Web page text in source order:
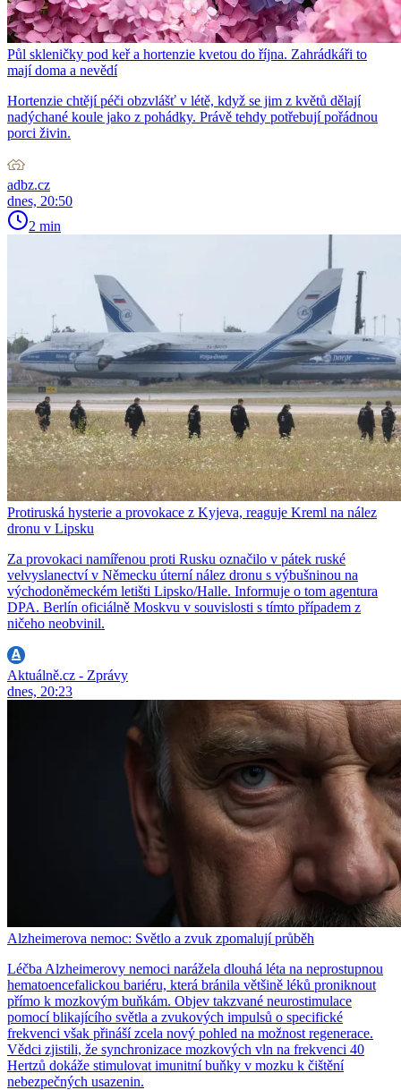
Půl skleničky pod keř a hortenzie kvetou do října. Zahrádkáři to
mají doma a nevědí
Hortenzie chtějí péči obzvlášť v létě, když se jim z květů dělají
nadýchané koule jako z pohádky. Právě tehdy potřebují pořádnou
porci živin.
adbz.cz
dnes, 20:50
2 min
Protiruská hysterie a provokace z Kyjeva, reaguje Kreml na nález
dronu v Lipsku
Za provokaci namířenou proti Rusku označilo v pátek ruské
velvyslanectví v Německu úterní nález dronu s výbušninou na
východoněmeckém letišti Lipsko/Halle. Informuje o tom agentura
DPA. Berlín oficiálně Moskvu v souvislosti s tímto případem z
ničeho neobvinil.
Aktuálně.cz - Zprávy
dnes, 20:23
Alzheimerova nemoc: Světlo a zvuk zpomalují průběh
Léčba Alzheimerovy nemoci narážela dlouhá léta na neprostupnou
hematoencefalickou bariéru, která bránila většině léků proniknout
přímo k mozkovým buňkám. Objev takzvané neurostimulace
pomocí blikajícího světla a zvukových impulsů o specifické
frekvenci však přináší zcela nový pohled na možnost regenerace.
Vědci zjistili, že synchronizace mozkových vln na frekvenci 40
Hertzů dokáže stimulovat imunitní buňky v mozku k čištění
nebezpečných usazenin.